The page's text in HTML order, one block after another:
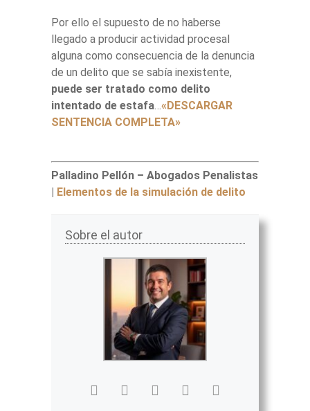
Por ello el supuesto de no haberse
llegado a producir actividad procesal
alguna como consecuencia de la denuncia
de un delito que se sabía inexistente,
puede ser tratado como delito
intentado de estafa…«DESCARGAR
SENTENCIA COMPLETA»
Palladino Pellón – Abogados Penalistas
| Elementos de la simulación de delito
Sobre el autor